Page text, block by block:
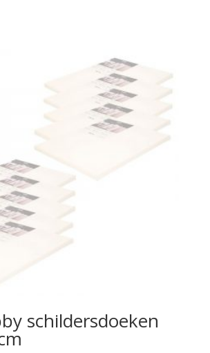
schildersdoeken